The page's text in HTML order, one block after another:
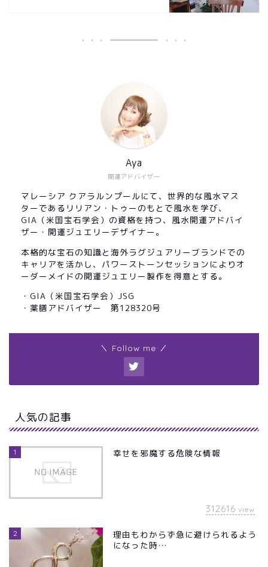
開運アドバイザー
Aya
マレーシア クアラルンプールにて、世界的な風水マス
ターであるリリアン・トゥーのもとで風水を学び、
GIA（米国宝石学会）の資格を持つ、風水開運アドバイ
ザー・開運ジュエリーデザイナー。
本格的な宝石の知識と海外ラグジュアリーブランドでの
キャリアを活かし、パワーストーンセッションによりオ
ーダーメイドの開運ジュエリー製作を得意とする。
・GIA（米国宝石学会）JSG
・薬膳アドバイザー 第128320号
＼ Follow me ／
人気の記事
1 幸せを邪魔する危険な情報
312616 view
2
理由もわからず急に避けられるよう
になった時…